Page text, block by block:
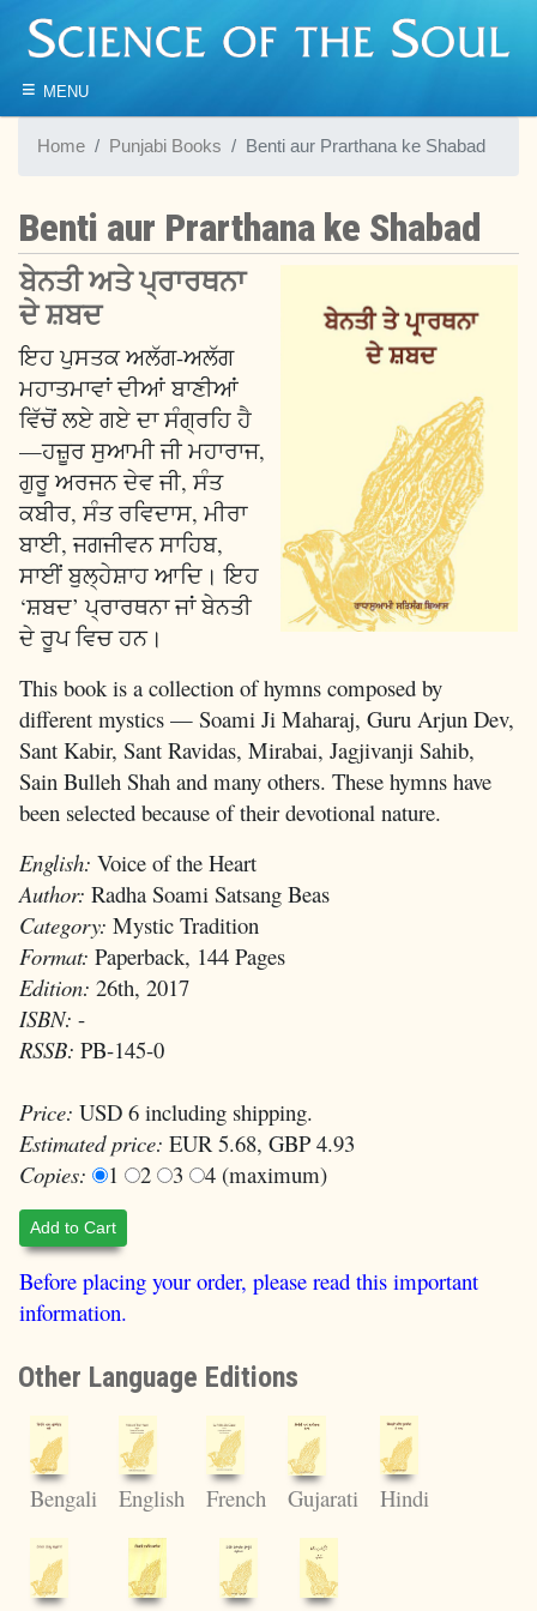
≡ MENU
Home Punjabi Books Benti aur Prarthana ke Shabad
Benti aur Prarthana ke Shabad
ਬੇਨਤੀ ਅਤੇ ਪ੍ਰਾਰਥਨਾ
ਦੇ ਸ਼ਬਦ
ਇਹ ਪੁਸਤਕ ਅਲੱਗ-ਅਲੱਗ
ਮਹਾਤਮਾਵਾਂ ਦੀਆਂ ਬਾਣੀਆਂ
ਵਿੱਚੋਂ ਲਏ ਗਏ ਦਾ ਸੰਗ੍ਰਹਿ ਹੈ
—ਹਜ਼ੂਰ ਸੁਆਮੀ ਜੀ ਮਹਾਰਾਜ,
ਗੁਰੂ ਅਰਜਨ ਦੇਵ ਜੀ, ਸੰਤ
ਕਬੀਰ, ਸੰਤ ਰਵਿਦਾਸ, ਮੀਰਾ
ਬਾਈ, ਜਗਜੀਵਨ ਸਾਹਿਬ,
ਸਾਈਂ ਬੁਲ੍ਹੇਸ਼ਾਹ ਆਦਿ। ਇਹ
‘ਸ਼ਬਦ’ ਪ੍ਰਾਰਥਨਾ ਜਾਂ ਬੇਨਤੀ
ਦੇ ਰੂਪ ਵਿਚ ਹਨ।
This book is a collection of hymns composed by
different mystics — Soami Ji Maharaj, Guru Arjun Dev,
Sant Kabir, Sant Ravidas, Mirabai, Jagjivanji Sahib,
Sain Bulleh Shah and many others. These hymns have
been selected because of their devotional nature.
English: Voice of the Heart
Author: Radha Soami Satsang Beas
Category: Mystic Tradition
Format: Paperback, 144 Pages
Edition: 26th, 2017
ISBN: -
RSSB: PB-145-0
Price: USD 6 including shipping.
Estimated price: EUR 5.68, GBP 4.93
Copies:
1 2 3 4 (maximum)
Add to Cart
Before placing your order, please read this important
information.
Other Language Editions
Bengali English French Gujarati Hindi